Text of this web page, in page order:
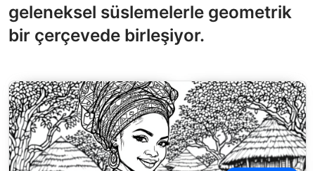
geleneksel süslemelerle geometrik
bir çerçevede birleşiyor.